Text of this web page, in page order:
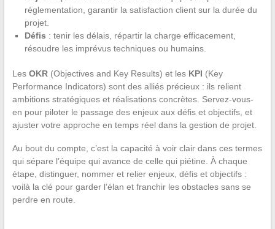
réglementation, garantir la satisfaction client sur la durée du
projet.
Défis : tenir les délais, répartir la charge efficacement,
résoudre les imprévus techniques ou humains.
Les OKR(Objectives and Key Results) et les KPI (Key
Performance Indicators) sont des alliés précieux : ils relient
ambitions stratégiques et réalisations concrètes. Servez-vous-
en pour piloter le passage des enjeux aux défis et objectifs, et
ajuster votre approche en temps réel dans la gestion de projet.
Au bout du compte, c’est la capacité à voir clair dans ces termes
qui sépare l’équipe qui avance de celle qui piétine. À chaque
étape, distinguer, nommer et relier enjeux, défis et objectifs :
voilà la clé pour garder l’élan et franchir les obstacles sans se
perdre en route.